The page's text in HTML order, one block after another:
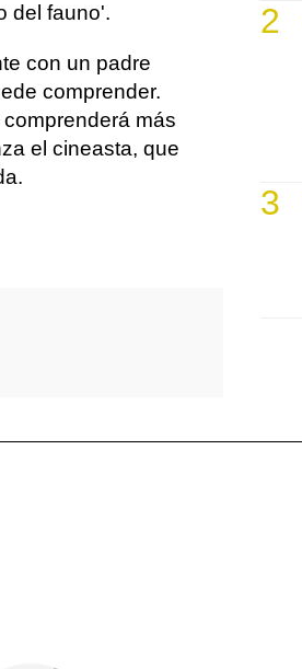
del fauno'.
con un padre
comprender.
más
el cineasta, que